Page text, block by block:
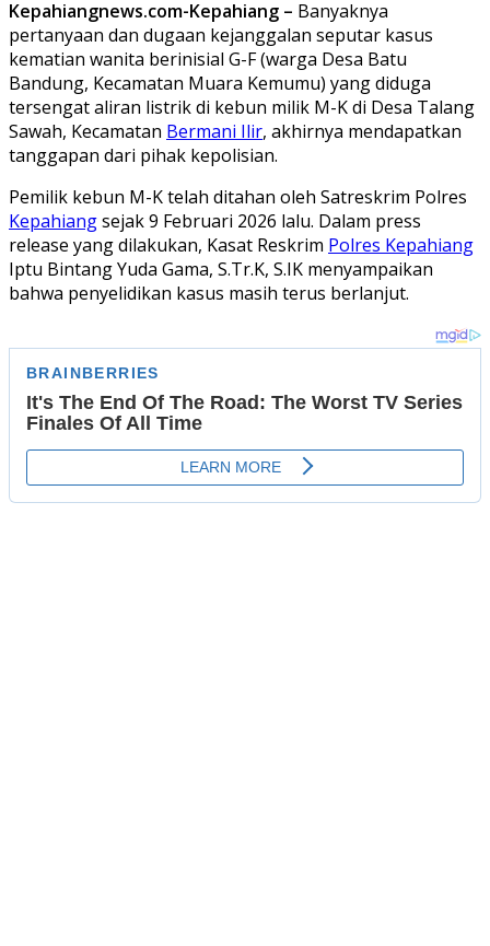
Kepahiangnews.com-Kepahiang – Banyaknya
pertanyaan dan dugaan kejanggalan seputar kasus
kematian wanita berinisial G-F (warga Desa Batu
Bandung, Kecamatan Muara Kemumu) yang diduga
tersengat aliran listrik di kebun milik M-K di Desa Talang
Sawah, Kecamatan Bermani Ilir, akhirnya mendapatkan
tanggapan dari pihak kepolisian.
Pemilik kebun M-K telah ditahan oleh Satreskrim Polres
Kepahiangsejak 9 Februari 2026 lalu. Dalam press
release yang dilakukan, Kasat Reskrim Polres Kepahiang
Iptu Bintang Yuda Gama, S.Tr.K, S.IK menyampaikan
bahwa penyelidikan kasus masih terus berlanjut.